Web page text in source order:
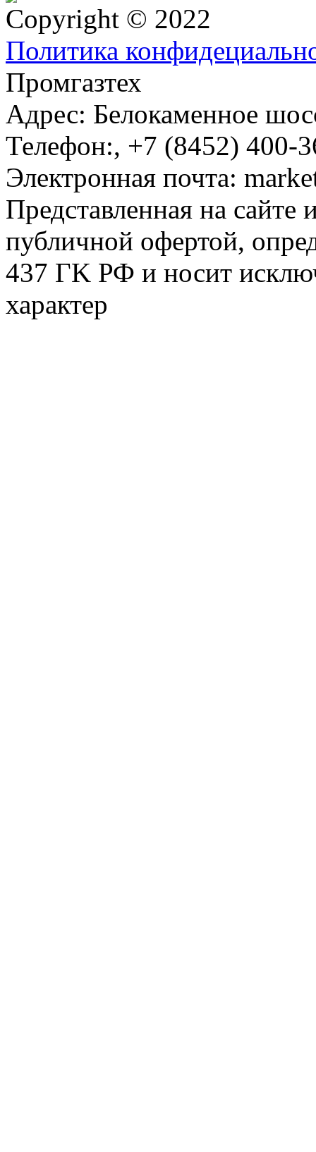
Copyright © 2022
Политика
Промгазтех
Адрес: Белокаменное
Телефон:, +7 (8452) 400-
Электронная почта:
Представленная на сайте
публичной офертой,
437 ГK РФ и носит
характер